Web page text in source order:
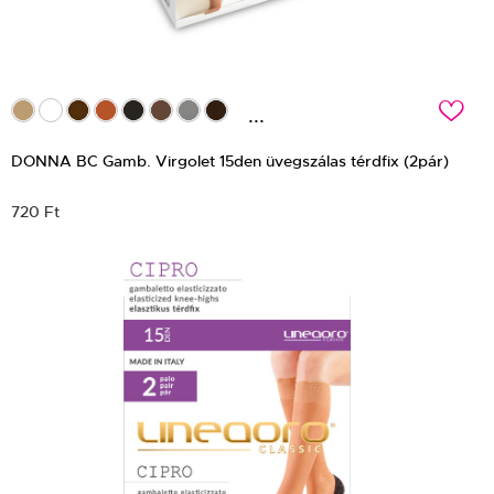
... c
DONNA BC Gamb. Virgolet 15den üvegszálas térdfix (2pár)
720 Ft